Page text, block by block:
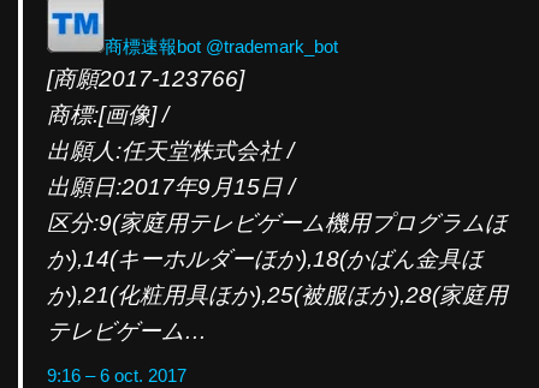
商標速報bot @trademark_bot
[商願2017-123766]
商標:[画像] /
出願人:任天堂株式会社 /
出願日:2017年9月15日 /
区分:9(家庭用テレビゲーム機用プログラムほ
か),14(キーホルダーほか),18(かばん金具ほ
か),21(化粧用具ほか),25(被服ほか),28(家庭用
テレビゲーム…
9:16 – 6 oct. 2017